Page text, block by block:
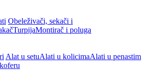
Obeleživači, sekači i
TurpijaMontirač i poluga
Alat u setuAlati u kolicimaAlati u penastim